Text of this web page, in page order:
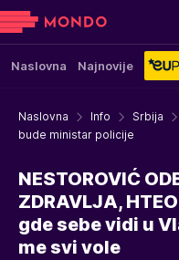
Naslovna Najnovije
Naslovna Info Srbija
bude ministar policije
NESTOROVIĆ
ZDRAVLJA,
gde sebe vidi u
me svi vole